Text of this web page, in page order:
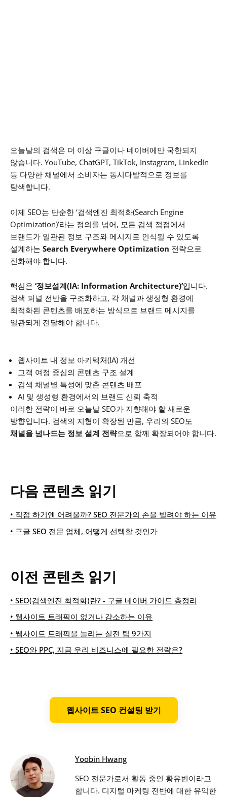
오늘날의 검색은 더 이상 구글이나 네이버에만 국한되지
않습니다. YouTube, ChatGPT, TikTok, Instagram, LinkedIn
등 다양한 채널에서 소비자는 동시다발적으로 정보를
탐색합니다.
이제 SEO는 단순한 ‘검색엔진 최적화(Search Engine
Optimization)’라는 정의를 넘어, 모든 검색 접점에서
브랜드가 일관된 정보 구조와 메시지로 인식될 수 있도록
설계하는 Search Everywhere Optimization 전략으로
진화해야 합니다.
핵심은 ‘정보설계(IA: Information Architecture)’입니다.
검색 퍼널 전반을 구조화하고, 각 채널과 생성형 환경에
최적화된 콘텐츠를 배포하는 방식으로 브랜드 메시지를
일관되게 전달해야 합니다.
웹사이트 내 정보 아키텍처(IA) 개선
고객 여정 중심의 콘텐츠 구조 설계
검색 채널별 특성에 맞춘 콘텐츠 배포
AI 및 생성형 환경에서의 브랜드 신뢰 축적
이러한 전략이 바로 오늘날 SEO가 지향해야 할 새로운
방향입니다. 검색의 지형이 확장된 만큼, 우리의 SEO도
채널을 넘나드는 정보 설계 전략으로 함께 확장되어야 합니다.
다음 콘텐츠 읽기
• 직접 하기엔 어려울까? SEO 전문가의 손을 빌려야 하는 이유
• 구글 SEO 전문 업체, 어떻게 선택할 것인가
이전 콘텐츠 읽기
• SEO(검색엔진 최적화)란? - 구글 네이버 가이드 총정리
• 웹사이트 트래픽이 없거나 감소하는 이유
• 웹사이트 트래픽을 늘리는 실전 팁 9가지
• SEO와 PPC, 지금 우리 비즈니스에 필요한 전략은?
웹사이트 SEO 컨설팅 받기
Yoobin Hwang
SEO 전문가로서 활동 중인 황유빈이라고
합니다. 디지털 마케팅 전반에 대한 유익한